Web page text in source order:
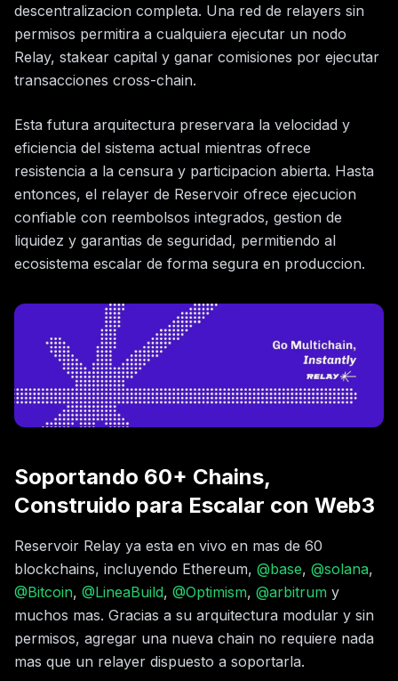
descentralizacion completa. Una red de relayers sin
permisos permitira a cualquiera ejecutar un nodo
Relay, stakear capital y ganar comisiones por ejecutar
transacciones cross-chain.
Esta futura arquitectura preservara la velocidad y
eficiencia del sistema actual mientras ofrece
resistencia a la censura y participacion abierta. Hasta
entonces, el relayer de Reservoir ofrece ejecucion
confiable con reembolsos integrados, gestion de
liquidez y garantias de seguridad, permitiendo al
ecosistema escalar de forma segura en produccion.
Soportando 60+ Chains,
Construido para Escalar con Web3
Reservoir Relay ya esta en vivo en mas de 60
blockchains, incluyendo Ethereum, @base, @solana,
@Bitcoin, @LineaBuild, @Optimism, @arbitrum y
muchos mas. Gracias a su arquitectura modular y sin
permisos, agregar una nueva chain no requiere nada
mas que un relayer dispuesto a soportarla.